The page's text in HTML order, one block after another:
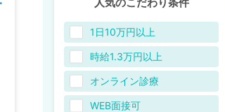
1日10万円以上
時給1.3万円以上
オンライン診療
WEB面接可